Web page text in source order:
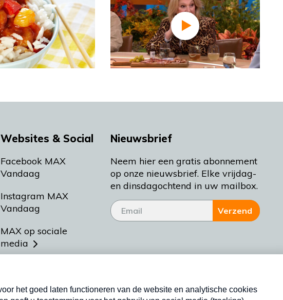
Websites & Social
Facebook MAX
Vandaag
Instagram MAX
Vandaag
MAX op sociale
media
Meldpunt Actueel
Nieuwsbrief
Neem hier een gratis abonnement
op onze nieuwsbrief. Elke vrijdag-
en dinsdagochtend in uw mailbox.
Verzend
Nieuwsbrief